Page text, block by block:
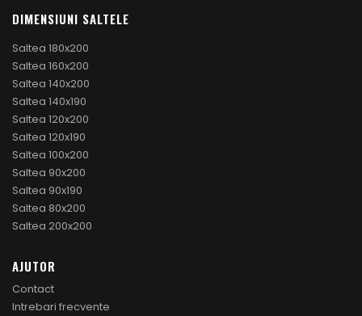
DIMENSIUNI SALTELE
Saltea 180x200
Saltea 160x200
Saltea 140x200
Saltea 140x190
Saltea 120x200
Saltea 120x190
Saltea 100x200
Saltea 90x200
Saltea 90x190
Saltea 80x200
Saltea 200x200
AJUTOR
Contact
Intrebari frecvente